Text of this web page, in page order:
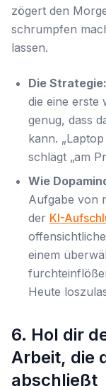
zögert den
schrumpfen
lassen.
Die Strategie:
die eine erste
genug, dass
kann.
schlägt „am
Wie
Aufgabe von
der KI-
einem
Heute
6. Hol dir
Arbeit, die
abschließt